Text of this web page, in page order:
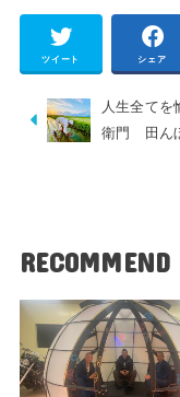
ツイート シェア
人生全て
衛門 田ん
RECOMMEND